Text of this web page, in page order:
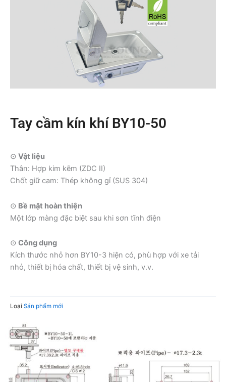
Tay cầm kín khí BY10-50
⊙ Vật liệu
Thân: Hợp kim kẽm (ZDC II)
Chốt giữ cam: Thép không gỉ (SUS 304)
⊙ Bề mặt hoàn thiện
Một lớp màng đặc biệt sau khi sơn tĩnh điện
⊙ Công dụng
Kích thước nhỏ hơn BY10-3 hiện có, phù hợp với xe tải
nhỏ, thiết bị hóa chất, thiết bị vệ sinh, v.v.
Loại Sản phẩm mới